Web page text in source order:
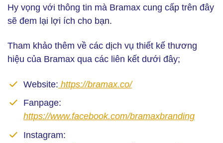
Hy vọng với thông tin mà Bramax cung cấp trên đây
sẽ đem lại lợi ích cho bạn.
Tham khảo thêm về các dịch vụ thiết kế thương
hiệu của Bramax qua các liên kết dưới đây;
Website: https://bramax.co/
Fanpage:
https://www.facebook.com/bramaxbranding
Instagram: